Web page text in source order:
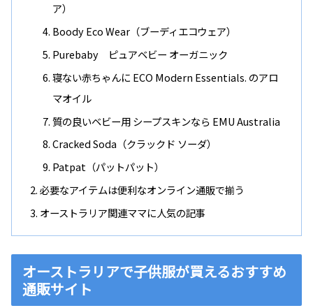
ア）
Boody Eco Wear（ブーディエコウェア）
Purebaby ピュアベビー オーガニック
寝ない赤ちゃんに ECO Modern Essentials. のアロ
マオイル
質の良いベビー用 シープスキンなら EMU Australia
Cracked Soda（クラックド ソーダ）
Patpat（パットパット）
必要なアイテムは便利なオンライン通販で揃う
オーストラリア関連ママに人気の記事
オーストラリアで子供服が買えるおすすめ
通販サイト